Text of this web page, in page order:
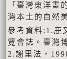
「臺灣東洋畫
灣本土的自然
參考資料:1.鹿
覽會誌。臺灣
2.謝里法，